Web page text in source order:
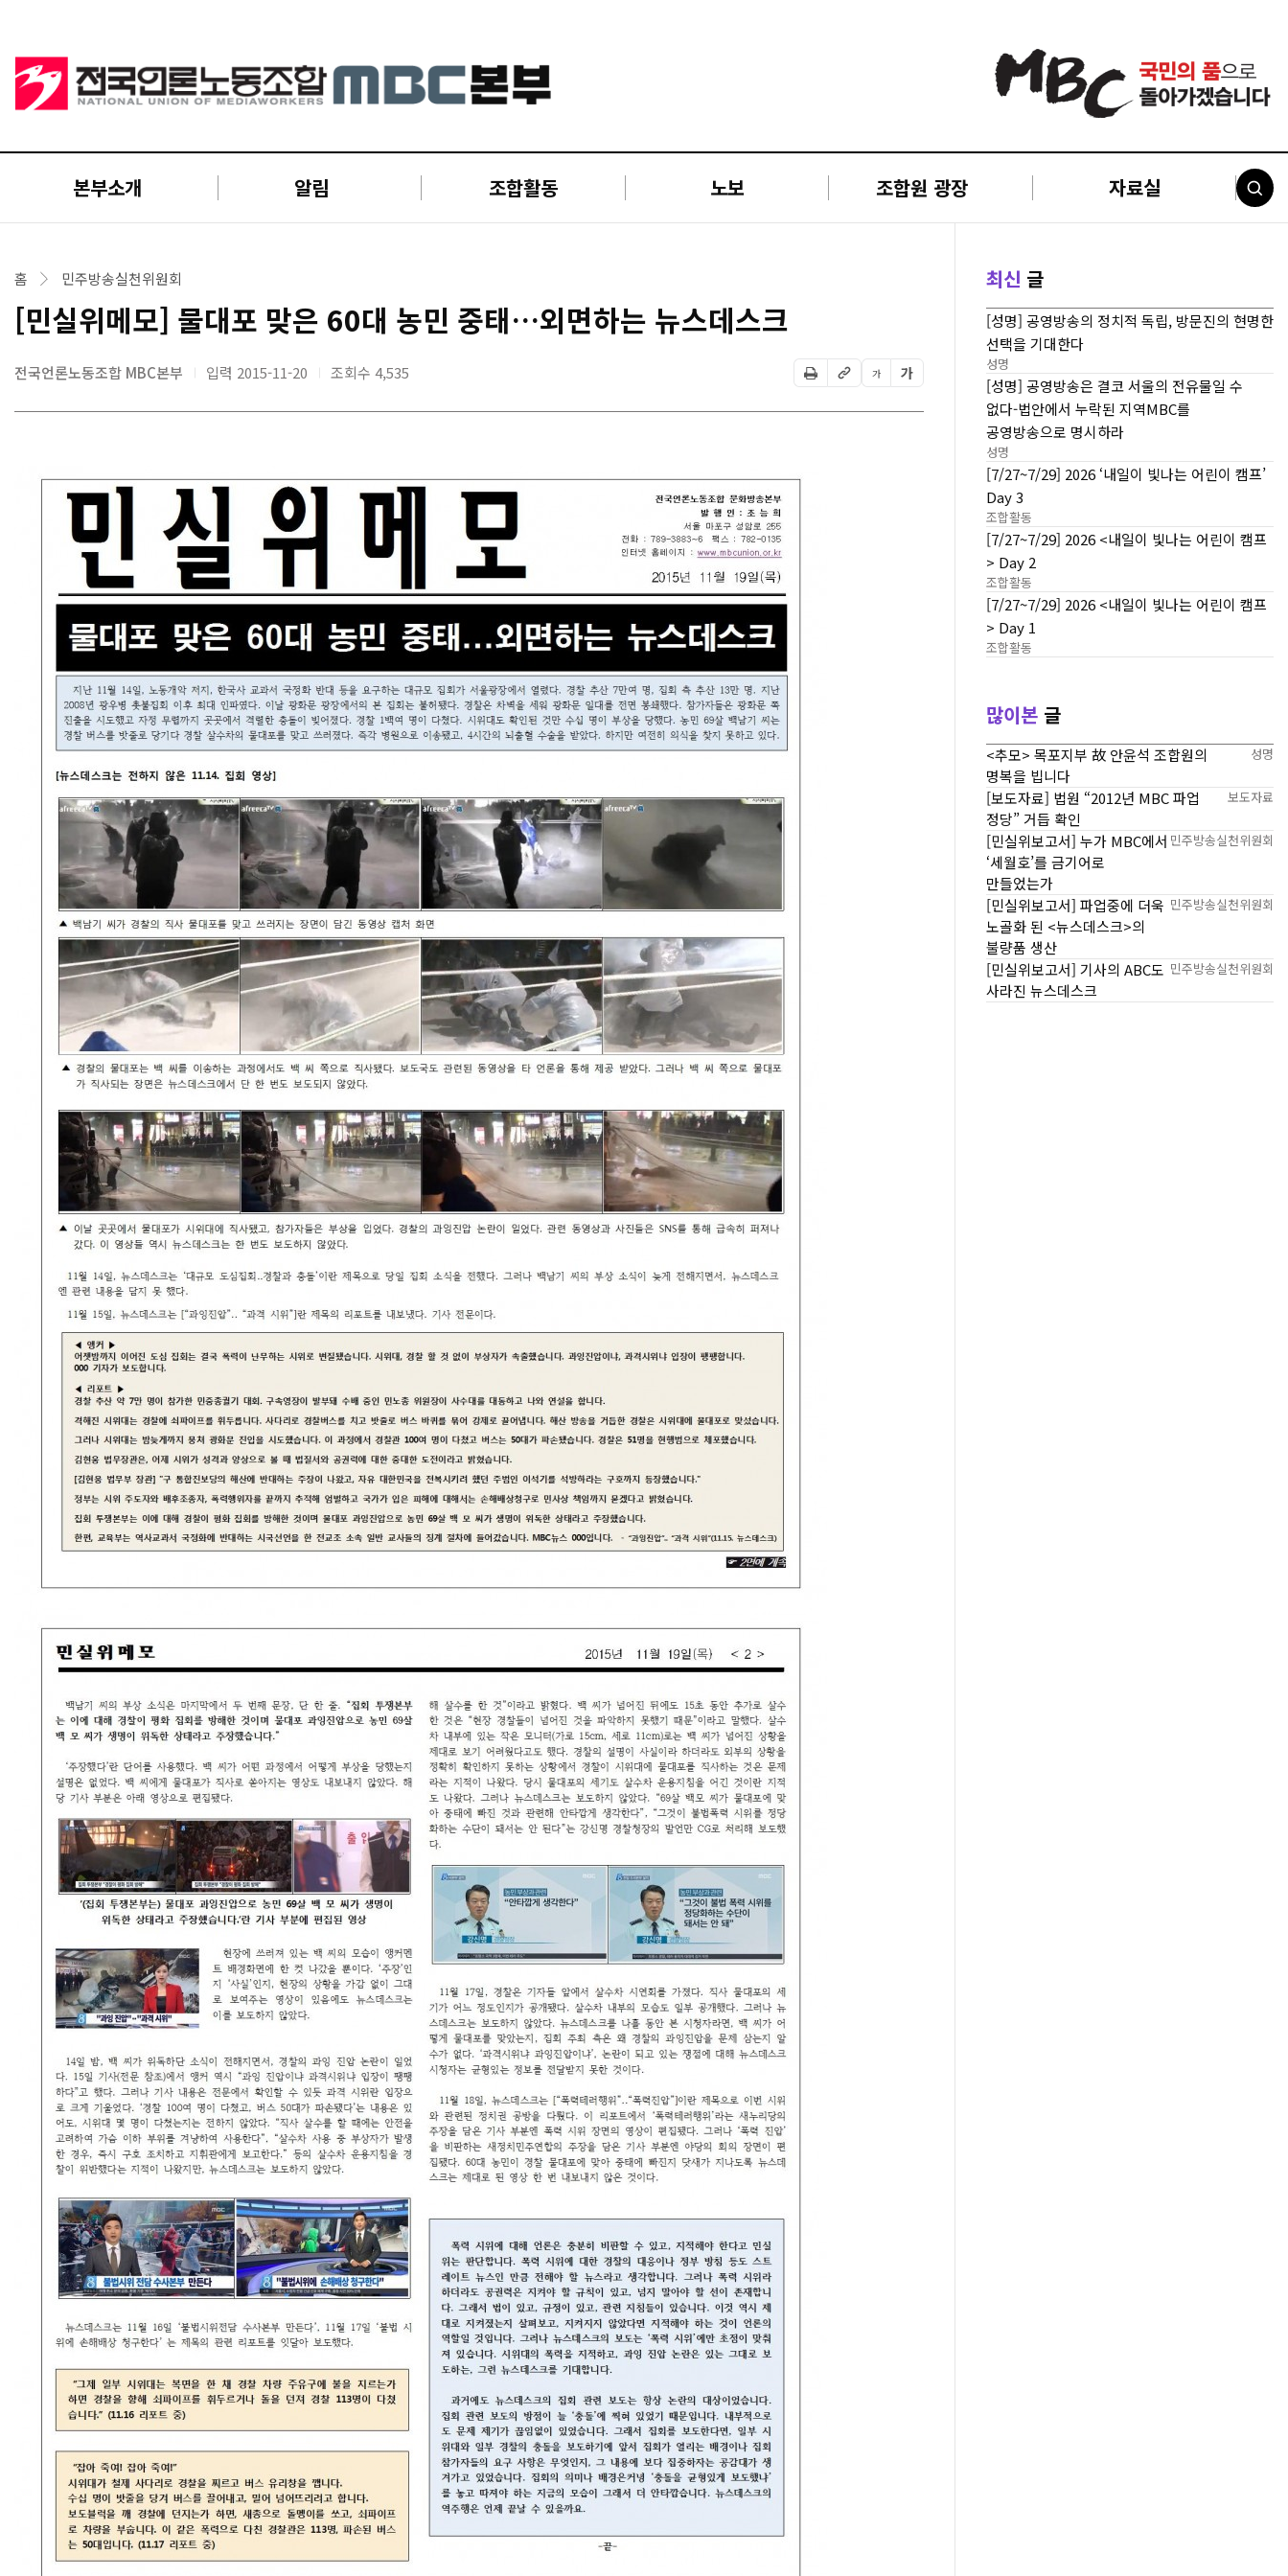
본부소개 알림 조합활동 노보 조합원 광장 자료실
홈 민주방송실천위원회
[민실위메모] 물대포 맞은 60대 농민 중태…외면하는 뉴스데스크
전국언론노동조합 MBC본부 입력 2015-11-20 조회수 4,535 가 가
최신 글
[성명] 공영방송의 정치적 독립, 방문진의 현명한
선택을 기대한다
성명
[성명] 공영방송은 결코 서울의 전유물일 수
없다-법안에서 누락된 지역MBC를
공영방송으로 명시하라
성명
[7/27~7/29] 2026 ‘내일이 빛나는 어린이 캠프’
Day 3
조합활동
[7/27~7/29] 2026 <내일이 빛나는 어린이 캠프
> Day 2
조합활동
[7/27~7/29] 2026 <내일이 빛나는 어린이 캠프
> Day 1
조합활동
많이본 글
<추모> 목포지부 故 안윤석 조합원의
명복을 빕니다
성명
[보도자료] 법원 “2012년 MBC 파업
정당” 거듭 확인
보도자료
[민실위보고서] 누가 MBC에서
‘세월호’를 금기어로
만들었는가
민주방송실천위원회
[민실위보고서] 파업중에 더욱
노골화 된 <뉴스데스크>의
불량품 생산
민주방송실천위원회
[민실위보고서] 기사의 ABC도
사라진 뉴스데스크
민주방송실천위원회